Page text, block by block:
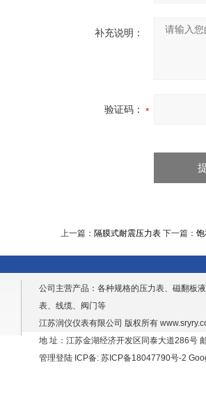
补充说明：
验证码：
上一篇： 隔膜式耐震压力表 下一篇：
公司主营产品：各种规格的压力表、磁翻板
表、线缆、阀门等
江苏润仪仪表有限公司 版权所有
地 址：江苏金湖经济开发区同泰大道286号
管理登陆 ICP备: 苏ICP备18047790号-2